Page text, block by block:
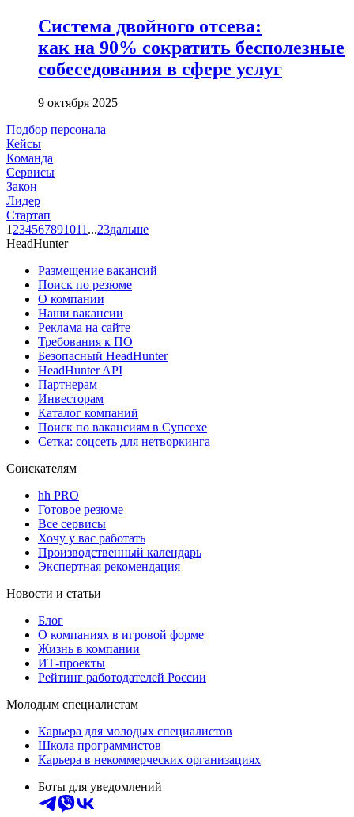
Система двойного отсева:
как на 90% сократить бесполезные
собеседования в сфере услуг
9 октября 2025
Подбор персонала
Кейсы
Команда
Сервисы
Закон
Лидер
Стартап
1 234567891011 ...23дальше
HeadHunter
Размещение вакансий
Поиск по резюме
О компании
Наши вакансии
Реклама на сайте
Требования к ПО
Безопасный HeadHunter
HeadHunter API
Партнерам
Инвесторам
Каталог компаний
Поиск по вакансиям в Супсехе
Сетка: соцсеть для нетворкинга
Соискателям
hh PRO
Готовое резюме
Все сервисы
Хочу у вас работать
Производственный календарь
Экспертная рекомендация
Новости и статьи
Блог
О компаниях в игровой форме
Жизнь в компании
ИТ-проекты
Рейтинг работодателей России
Молодым специалистам
Карьера для молодых специалистов
Школа программистов
Карьера в некоммерческих организациях
Боты для уведомлений